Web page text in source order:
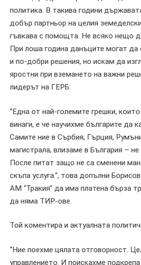
политика. В такива години
добър партньор на целия
гъвкава с помощта. Не всяко нещо
При лоша година данъците могат да
и по-добри решения, но искам да
яростни при вземането на важни
лидерът на ГЕРБ.
“Една от най-големите грешки,
винаги, е че научихме българите да
Самите ние в Сърбия, Гърция,
магистрала, влизаме в България –
После питат защо не са сменени
скъпа услуга.“, това допълни Борисов.
АМ “Тракия” да има платена бърза
да няма ТИР-ове.
Той коментира и актуалната
“Ние поехме цялата отговорност.
управлението. И поискахме